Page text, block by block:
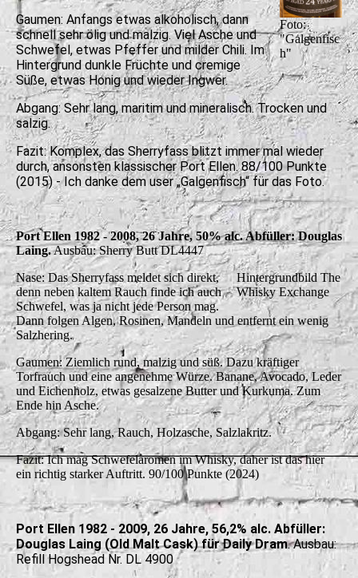
Foto:
"Galgenfisc
h"
Gaumen: Anfangs etwas alkoholisch, dann
schnell sehr ölig und malzig. Viel Asche und
Schwefel, etwas Pfeffer und milder Chili. Im
Hintergrund dunkle Früchte und cremige
Süße, etwas Honig und wieder Ingwer.
Abgang: Sehr lang, maritim und mineralisch. Trocken und
salzig.
Fazit: Komplex, das Sherryfass blitzt immer mal wieder
durch, ansonsten klassischer Port Ellen.88/100 Punkte
(2015) - Ich danke dem user „Galgenfisch“ für das Foto.
Port Ellen 1982 - 2008, 26 Jahre, 50% alc. Abfüller: Douglas
Laing.Ausbau: Sherry Butt DL4447
Hintergrundbild The
Whisky Exchange
Nase: Das Sherryfass meldet sich direkt,
denn neben kaltem Rauch finde ich auch
Schwefel, was ja nicht jede Person mag.
Dann folgen Algen, Rosinen, Mandeln und entfernt ein wenig
Salzhering.
Gaumen: Ziemlich rund, malzig und süß. Dazu kräftiger
Torfrauch und eine angenehme Würze. Banane, Avocado, Leder
und Eichenholz, etwas gesalzene Butter und Kurkuma. Zum
Ende hin Asche.
Abgang: Sehr lang, Rauch, Holzasche, Salzlakritz.
Fazit: Ich mag Schwefelaromen im Whisky, daher ist das hier
ein richtig starker Auftritt. 90/100 Punkte (2024)
Port Ellen 1982 - 2009, 26 Jahre, 56,2% alc. Abfüller:
Douglas Laing (Old Malt Cask) für Daily Dram. Ausbau:
Refill Hogshead Nr. DL 4900